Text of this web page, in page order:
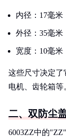
内径：17毫米
外径：35毫米
宽度：10毫米
这些尺寸决定了
电机、齿轮箱等
二、双防尘
6003ZZ中的